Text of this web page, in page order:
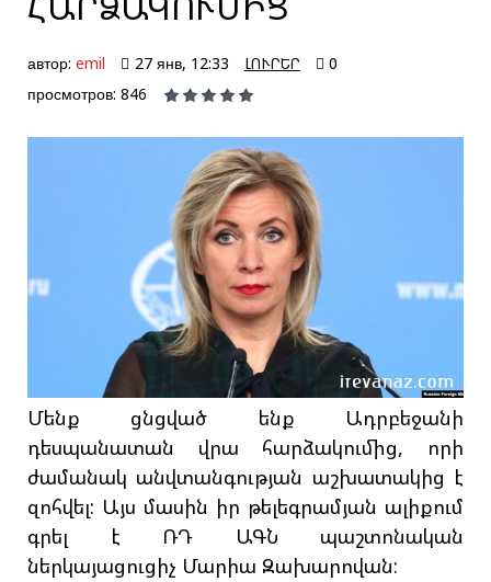
автор: emil 27 янв, 12:33 ԼՈՒՐԵՐ
0
просмотров: 846
Մենք ցնցված ենք Ադրբեջանի
դեսպանատան վրա հարձակումից, որի
ժամանակ անվտանգության աշխատակից է
զոհվել: Այս մասին իր թելեգրամյան ալիքում
գրել է ՌԴ ԱԳՆ պաշտոնական
ներկայացուցիչ Մարիա Զախարովան: